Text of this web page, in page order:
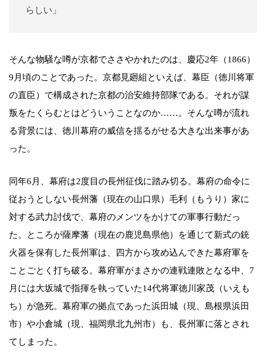
らしい」
そんな物騒な噂が京都でささやかれたのは、慶応2年（1866）
9月頃のことであった。京都見廻組といえば、幕臣（徳川将軍
の直臣）で構成された京都の治安維持部隊である。それが謀
叛をたくらむとはどういうことなのか……。そんな噂が流れ
る背景には、徳川幕府の威信を揺るがせる大きな出来事があ
った。
同年6月、幕府は2度目の長州征伐に踏み切る。幕府の命令に
従おうとしない長州藩（現在の山口県）毛利（もうり）家に
対する武力討伐で、幕府のメンツをかけての軍事行動だっ
た。ところが薩摩藩（現在の鹿児島県他）を通じて新式の銃
火器を保有した長州軍は、四方から攻め込んできた幕府軍を
ことごとく打ち破る。幕府軍がまさかの連戦連敗となる中、7
月には大坂城で指揮を執っていた14代将軍徳川家茂（いえも
ち）が急死。幕府軍の拠点であった浜田城（現、島根県浜田
市）や小倉城（現、福岡県北九州市）も、長州軍に落とされ
てしまった。